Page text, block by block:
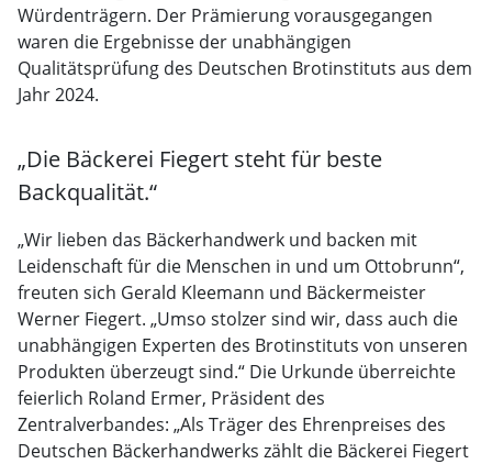
Würdenträgern. Der Prämierung vorausgegangen
waren die Ergebnisse der unabhängigen
Qualitätsprüfung des Deutschen Brotinstituts aus dem
Jahr 2024.
„Die Bäckerei Fiegert steht für beste
Backqualität.“
„Wir lieben das Bäckerhandwerk und backen mit
Leidenschaft für die Menschen in und um Ottobrunn“,
freuten sich Gerald Kleemann und Bäckermeister
Werner Fiegert. „Umso stolzer sind wir, dass auch die
unabhängigen Experten des Brotinstituts von unseren
Produkten überzeugt sind.“ Die Urkunde überreichte
feierlich Roland Ermer, Präsident des
Zentralverbandes: „Als Träger des Ehrenpreises des
Deutschen Bäckerhandwerks zählt die Bäckerei Fiegert